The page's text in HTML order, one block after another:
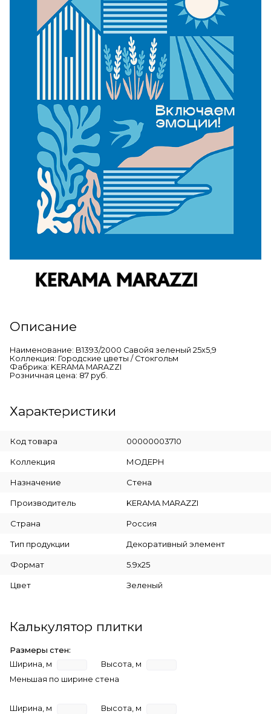
Описание
Наименование: B1393/2000 Савойя зеленый 25x5,9
Коллекция: Городские цветы / Стокгольм
Фабрика: KERAMA MARAZZI
Розничная цена: 87 руб.
Характеристики
Код товара 00000003710
Коллекция МОДЕРН
Назначение Стена
Производитель KERAMA MARAZZI
Страна Россия
Тип продукции Декоративный элемент
Формат 5.9x25
Цвет Зеленый
Калькулятор плитки
Размеры стен:
Ширина, м
Высота, м
Меньшая по ширине стена
Ширина, м Высота, м